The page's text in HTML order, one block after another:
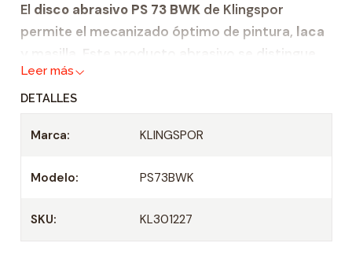
El disco abrasivo PS 73 BWKde Klingspor
permite el mecanizado óptimo de pintura, laca
y masilla. Este producto abrasivo se distingue
por
una elevada tasa de remoción,
unembozamiento mínimo
está disponible en granulometrías muy
abrasivo
en troquelados con y sin agujeros.
Las versiones con agujero están disponibles
Leer más
DETALLES
Marca: KLINGSPOR
Modelo: PS73BWK
SKU: KL301227